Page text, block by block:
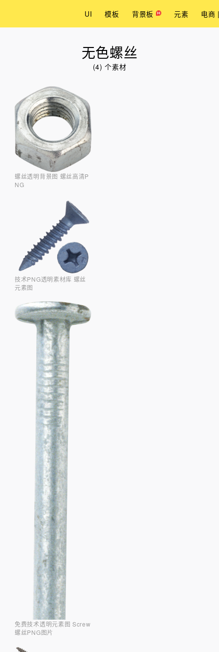
UI 模板 背景板 元素 电商
无色螺丝
(4) 个素材
螺丝透明背景图 螺丝高清P
NG
技术PNG透明素材库 螺丝
元素图
免费技术透明元素图 Screw
螺丝PNG图片